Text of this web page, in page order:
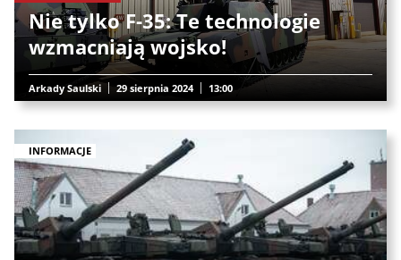
Nie tylko F-35: Te technologie
wzmacniają wojsko!
Arkady Saulski 29 sierpnia 2024 13:00
INFORMACJE